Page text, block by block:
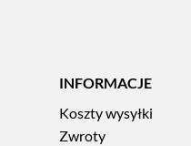
INFORMACJE
Koszty wysyłki
Zwroty